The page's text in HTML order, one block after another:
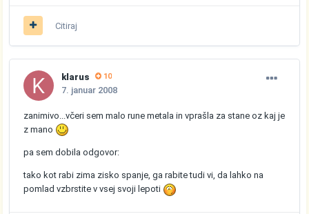
Citiraj
klarus 10
7. januar 2008
zanimivo...včeri sem malo rune metala in vprašla za stane oz kaj je
z mano
pa sem dobila odgovor:
tako kot rabi zima zisko spanje, ga rabite tudi vi, da lahko na
pomlad vzbrstite v vsej svoji lepoti